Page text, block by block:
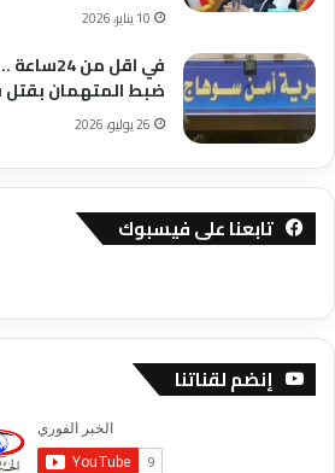
10 يناير، 2026
في اقل
ضبط المتهمان بقتل
26 يوليو، 2026
تابعنا على فيسبوك
إنضم لقناتنا